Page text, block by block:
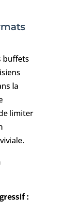
buffets
la
limiter
: